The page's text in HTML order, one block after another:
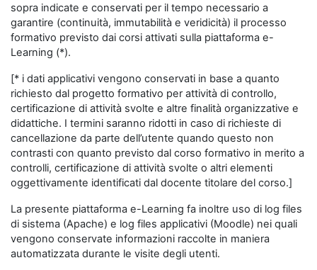
sopra indicate e conservati per il tempo necessario a
garantire (continuità, immutabilità e veridicità) il processo
formativo previsto dai corsi attivati sulla piattaforma e-
Learning (*).
[* i dati applicativi vengono conservati in base a quanto
richiesto dal progetto formativo per attività di controllo,
certificazione di attività svolte e altre finalità organizzative e
didattiche. I termini saranno ridotti in caso di richieste di
cancellazione da parte dell’utente quando questo non
contrasti con quanto previsto dal corso formativo in merito a
controlli, certificazione di attività svolte o altri elementi
oggettivamente identificati dal docente titolare del corso.]
La presente piattaforma e-Learning fa inoltre uso di log files
di sistema (Apache) e log files applicativi (Moodle) nei quali
vengono conservate informazioni raccolte in maniera
automatizzata durante le visite degli utenti.